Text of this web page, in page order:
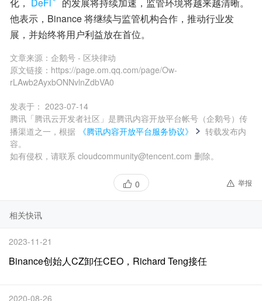
他表示，Binance 将继续与监管机构合作，推动行业发
展，并始终将用户利益放在首位。
文章来源： 企鹅号 - 区块律动
原文链接： https://page.om.qq.com/page/Ow-
rLAwb2AyxbONNvlnZdbVA0
发表于： 2023-07-14
腾讯「腾讯云开发者社区」是腾讯内容开放平台帐号（企鹅号）传
播渠道之一，根据
《腾讯内容开放平台服务协议》
转载发布内
容。
如有侵权，请联系 cloudcommunity@tencent.com 删除。
0 举报
相关快讯
2023-11-21
Binance创始人CZ卸任CEO，Richard Teng接任
2020-08-26